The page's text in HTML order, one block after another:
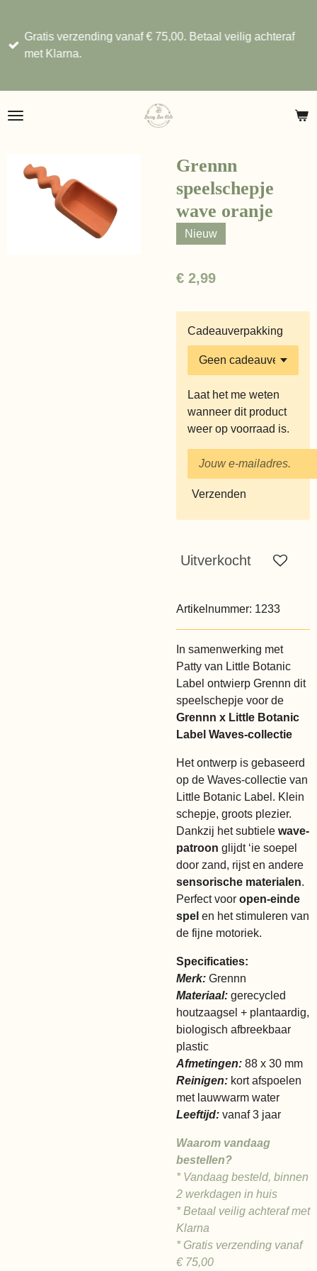
direct
naar
Gratis verzending vanaf € 75,00. Betaal veilig achteraf
met Klarna.
Grennn
speelschepje
wave oranje
Nieuw
€ 2,99
Cadeauverpakking
Laat het me weten
wanneer dit product
weer op voorraad is.
Verzenden
Uitverkocht
Artikelnummer: 1233
In samenwerking met
Patty van Little Botanic
Label ontwierp Grennn dit
speelschepje voor de
Grennn x Little Botanic
Label Waves-collectie
Het ontwerp is gebaseerd
op de Waves-collectie van
Little Botanic Label. Klein
schepje, groots plezier.
Dankzij het subtiele wave-
patroon glijdt ‘ie soepel
door zand, rijst en andere
sensorische materialen.
Perfect voor open-einde
spel en het stimuleren van
de fijne motoriek.
Specificaties:
Merk: Grennn
Materiaal: gerecycled
houtzaagsel + plantaardig,
biologisch afbreekbaar
plastic
Afmetingen: 88 x 30 mm
Reinigen: kort afspoelen
met lauwwarm water
Leeftijd: vanaf 3 jaar
Waarom vandaag
bestellen?
* Vandaag besteld, binnen
2 werkdagen in huis
* Betaal veilig achteraf met
Klarna
* Gratis verzending vanaf
€ 75,00